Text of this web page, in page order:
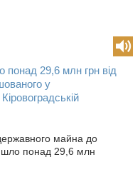
29,6 млн грн від
у
майна до
понад 29,6 млн